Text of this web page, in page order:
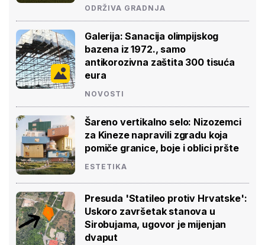
ODRŽIVA GRADNJA
Galerija: Sanacija olimpijskog
bazena iz 1972., samo
antikorozivna zaštita 300 tisuća
eura
NOVOSTI
Šareno vertikalno selo: Nizozemci
za Kineze napravili zgradu koja
pomiče granice, boje i oblici pršte
ESTETIKA
Presuda 'Statileo protiv Hrvatske':
Uskoro završetak stanova u
Sirobujama, ugovor je mijenjan
dvaput